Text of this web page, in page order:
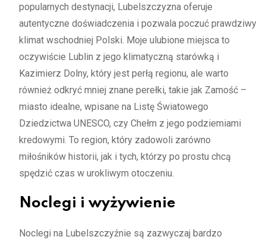
popularnych destynacji, Lubelszczyzna oferuje
autentyczne doświadczenia i pozwala poczuć prawdziwy
klimat wschodniej Polski. Moje ulubione miejsca to
oczywiście Lublin z jego klimatyczną starówką i
Kazimierz Dolny, który jest perłą regionu, ale warto
również odkryć mniej znane perełki, takie jak Zamość –
miasto idealne, wpisane na Listę Światowego
Dziedzictwa UNESCO, czy Chełm z jego podziemiami
kredowymi. To region, który zadowoli zarówno
miłośników historii, jak i tych, którzy po prostu chcą
spędzić czas w urokliwym otoczeniu.
Noclegi i wyżywienie
Noclegi na Lubelszczyźnie są zazwyczaj bardzo